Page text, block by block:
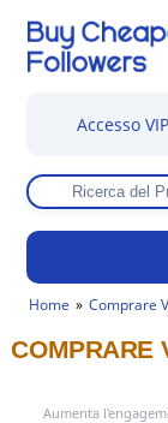
Accesso VIP
Home Comprare
COMPRARE
Aumenta